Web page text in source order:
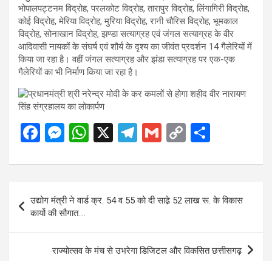
भोपालपट्टनम विद्रोह, परलकोट विद्रोह, तारापुर विद्रोह, लिंगागिरी विद्रोह,
कोई विद्रोह, मेरिया विद्रोह, मुरिया विद्रोह, रानी चौरिस विद्रोह, भूमकाल
विद्रोह, सोनाखान विद्रोह, झण्डा सत्याग्रह एवं जंगल सत्याग्रह के वीर
आदिवासी नायकों के संघर्ष एवं शौर्य के दृश्य का जीवंत प्रदर्शन 14 गैलेरियों में
किया जा रहा है। वहीं जंगल सत्याग्रह और झंडा सत्याग्रह पर एक-एक
गैलेरियों का भी निर्माण किया जा रहा है।
F
ce
b
o
o
M
se
n
g
er
W
at
A
p
p
X
T
e
gr
a
m
G
ail
C
py
n
k
ar
e
navigation
उद्योग मंत्री ने वार्ड क्र. 54 व 55 को दी साढे़ 52 लाख रू. के विकास
कार्यो की सौगात….
राज्योत्सव के मंच से उभरेगा डिजिटल और विकसित छत्तीसगढ़